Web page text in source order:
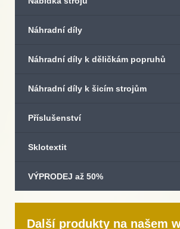
Náhradní díly
Náhradní díly k děličkám popruhů
Náhradní díly k šicím strojům
Příslušenství
Sklotextit
VÝPRODEJ až 50%
Další produkty na našem